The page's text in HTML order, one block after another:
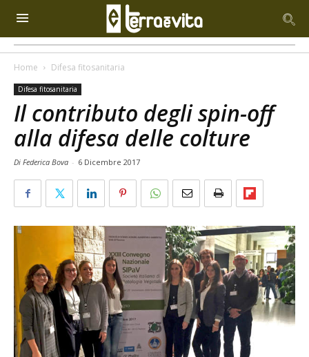
Home Difesa fitosanitaria
Difesa fitosanitaria
Il contributo degli spin-off
alla difesa delle colture
Di Federica Bova - 6 Dicembre 2017